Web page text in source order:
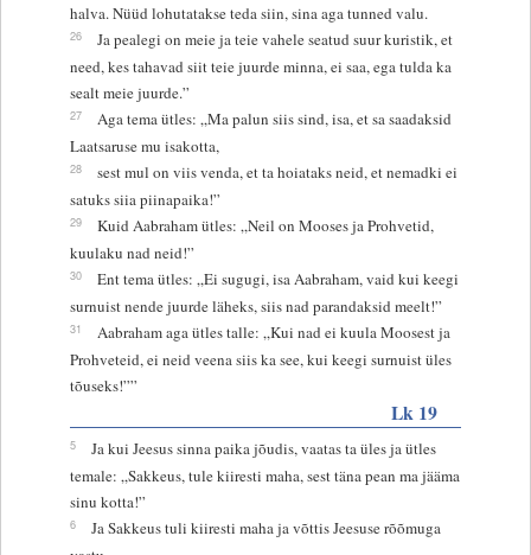
halva. Nüüd lohutatakse teda siin, sina aga tunned valu.
26
Ja pealegi on meie ja teie vahele seatud suur kuristik, et
need, kes tahavad siit teie juurde minna, ei saa, ega tulda ka
sealt meie juurde.”
27
Aga tema ütles: „Ma palun siis sind, isa, et sa saadaksid
Laatsaruse mu isakotta,
28
sest mul on viis venda, et ta hoiataks neid, et nemadki ei
satuks siia piinapaika!”
29
Kuid Aabraham ütles: „Neil on Mooses ja Prohvetid,
kuulaku nad neid!”
30
Ent tema ütles: „Ei sugugi, isa Aabraham, vaid kui keegi
surnuist nende juurde läheks, siis nad parandaksid meelt!”
31
Aabraham aga ütles talle: „Kui nad ei kuula Moosest ja
Prohveteid, ei neid veena siis ka see, kui keegi surnuist üles
tõuseks!””
Lk 19
5
Ja kui Jeesus sinna paika jõudis, vaatas ta üles ja ütles
temale: „Sakkeus, tule kiiresti maha, sest täna pean ma jääma
sinu kotta!”
6
Ja Sakkeus tuli kiiresti maha ja võttis Jeesuse rõõmuga